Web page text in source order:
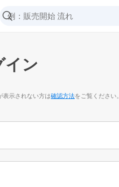
イン
表示されない方は確認方法をご覧ください。